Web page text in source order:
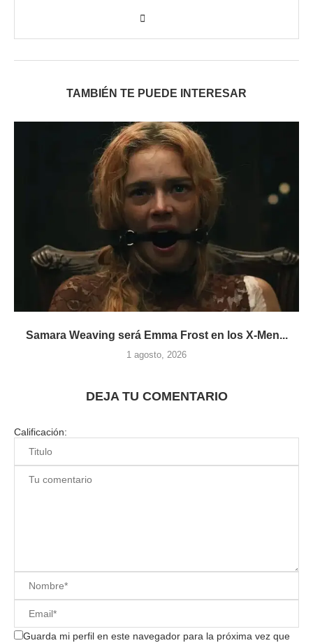
TAMBIÉN TE PUEDE INTERESAR
Samara Weaving será Emma Frost en los X-Men...
1 agosto, 2026
DEJA TU COMENTARIO
Calificación:
Guarda mi perfil en este navegador para la próxima vez que